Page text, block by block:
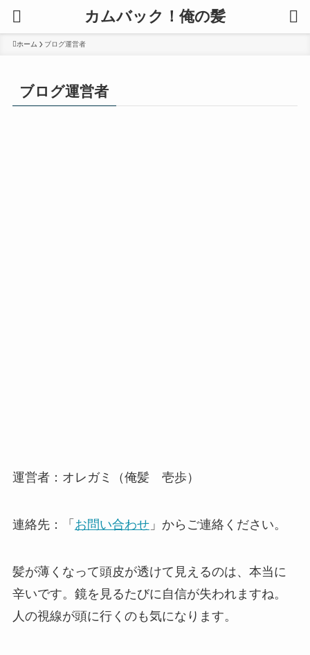
カムバック！俺の髪
ホーム ブログ運営者
ブログ運営者
運営者：オレガミ（俺髪 壱歩）
連絡先：「 お問い合わせ」からご連絡ください。
髪が薄くなって頭皮が透けて見えるのは、本当に
辛いです。鏡を見るたびに自信が失われますね。
人の視線が頭に行くのも気になります。